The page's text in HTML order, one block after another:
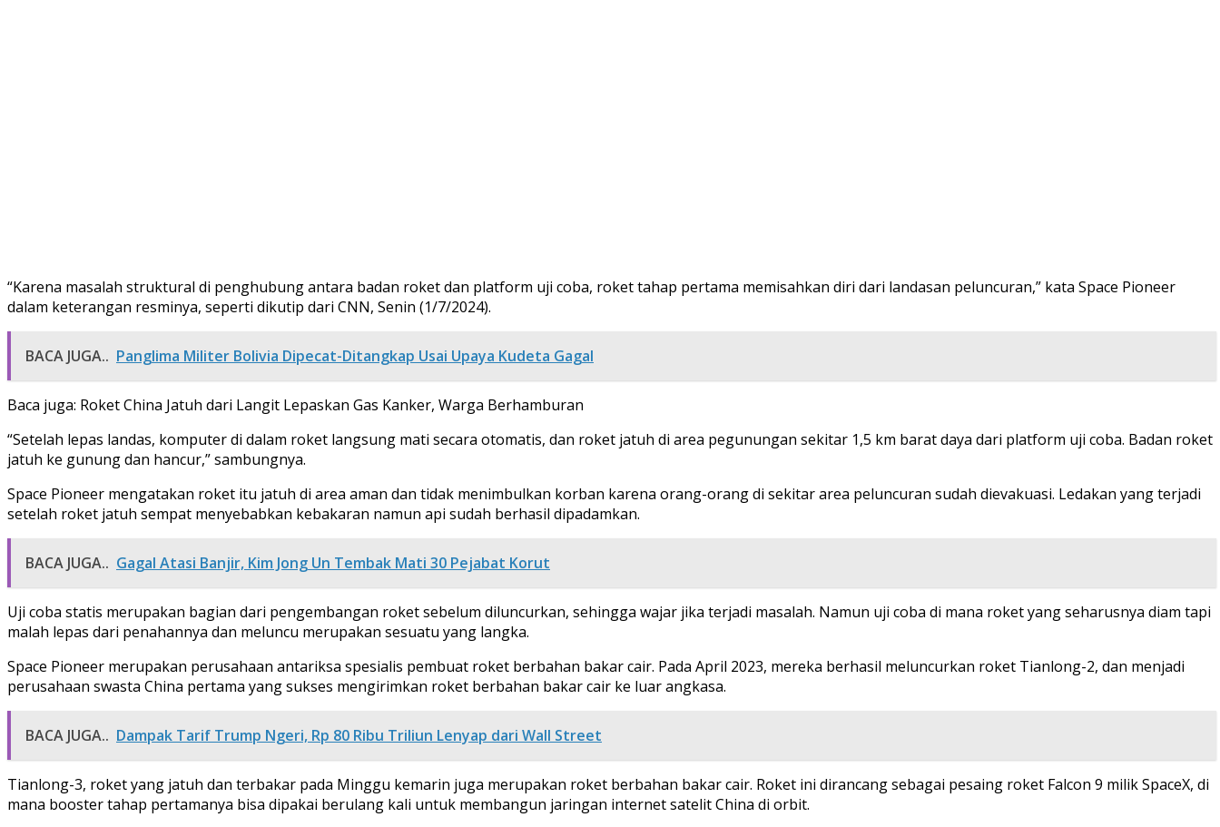
“Karena masalah struktural di penghubung antara badan roket dan platform uji coba, roket tahap pertama memisahkan diri dari landasan peluncuran,” kata Space Pioneer
dalam keterangan resminya, seperti dikutip dari CNN, Senin (1/7/2024).
BACA JUGA.. Panglima Militer Bolivia Dipecat-Ditangkap Usai Upaya Kudeta Gagal
Baca juga: Roket China Jatuh dari Langit Lepaskan Gas Kanker, Warga Berhamburan
“Setelah lepas landas, komputer di dalam roket langsung mati secara otomatis, dan roket jatuh di area pegunungan sekitar 1,5 km barat daya dari platform uji coba. Badan roket
jatuh ke gunung dan hancur,” sambungnya.
Space Pioneer mengatakan roket itu jatuh di area aman dan tidak menimbulkan korban karena orang-orang di sekitar area peluncuran sudah dievakuasi. Ledakan yang terjadi
setelah roket jatuh sempat menyebabkan kebakaran namun api sudah berhasil dipadamkan.
BACA JUGA.. Gagal Atasi Banjir, Kim Jong Un Tembak Mati 30 Pejabat Korut
Uji coba statis merupakan bagian dari pengembangan roket sebelum diluncurkan, sehingga wajar jika terjadi masalah. Namun uji coba di mana roket yang seharusnya diam tapi
malah lepas dari penahannya dan meluncu merupakan sesuatu yang langka.
Space Pioneer merupakan perusahaan antariksa spesialis pembuat roket berbahan bakar cair. Pada April 2023, mereka berhasil meluncurkan roket Tianlong-2, dan menjadi
perusahaan swasta China pertama yang sukses mengirimkan roket berbahan bakar cair ke luar angkasa.
BACA JUGA.. Dampak Tarif Trump Ngeri, Rp 80 Ribu Triliun Lenyap dari Wall Street
Tianlong-3, roket yang jatuh dan terbakar pada Minggu kemarin juga merupakan roket berbahan bakar cair. Roket ini dirancang sebagai pesaing roket Falcon 9 milik SpaceX, di
mana booster tahap pertamanya bisa dipakai berulang kali untuk membangun jaringan internet satelit China di orbit.